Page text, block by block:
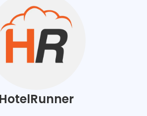
HotelRunner